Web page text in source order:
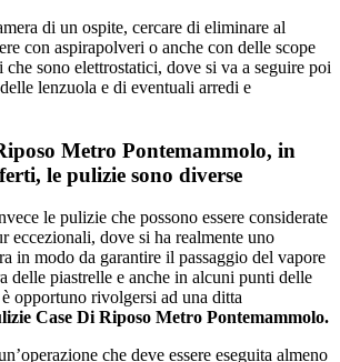
di un ospite, cercare di eliminare al
con aspirapolveri o anche con delle scope
sono elettrostatici, dove si va a seguire poi
lenzuola e di eventuali arredi e
Metro Pontemammolo, in
le pulizie sono diverse
le pulizie che possono essere considerate
eccezionali, dove si ha realmente uno
in modo da garantire il passaggio del vapore
delle piastrelle e anche in alcuni punti delle
opportuno rivolgersi ad una ditta
Case Di Riposo Metro Pontemammolo.
che deve essere eseguita almeno